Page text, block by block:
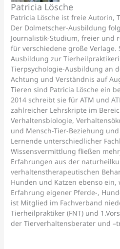
Patricia Lösche
Patricia Lösche ist freie Autorin,
Der Dolmetscher-Ausbildung
Journalistik-Studium, freier und
für verschiedene große Verlage.
Ausbildung zur
Tierpsychologie-Ausbildung an
Achtung und Verständnis auf
Tieren sind Patricia Lösche ein
2014 schreibt sie für ATM und
zahlreicher Lehrskripte im
Verhaltensbiologie,
und Mensch-Tier-Beziehung
Lernende unterschiedlicher
Wissensvermittlung fließen
Erfahrungen aus der
verhaltenstherapeutischen
Hunden und Katzen ebenso
Erfahrung eigener Pferde-,
ist Mitglied im Fachverband
Tierheilpraktiker (FNT) und
der Tierverhaltensberater und